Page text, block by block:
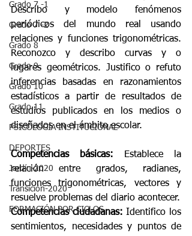
Grado 7 -1
Grado 7 -2
Grado 8
Grado 9
Grado 10
Grado 11
PSICOLOGÍA INSTITUCIONAL
DEPORTES
Jardín-2020
Transición-2020
FORMACIÓN POR CICLOS
Describo y modelo fenómenos
periódicos del mundo real usando
relaciones y funciones trigonométricas.
Reconozco y describo curvas y o
lugares geométricos. Justifico o refuto
inferencias basadas en razonamientos
estadísticos a partir de resultados de
estudios publicados en los medios o
diseñados en el ámbito escolar.
Competencias básicas: Establece la
relación entre grados, radianes,
funciones trigonométricas, vectores y
Competencias ciudadanas: Identifico los
sentimientos, necesidades y puntos de